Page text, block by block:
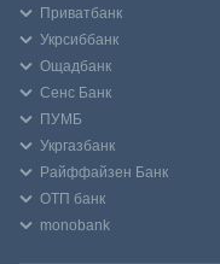
Приватбанк
Укрсиббанк
Ощадбанк
Сенс Банк
ПУМБ
Укргазбанк
Райффайзен Банк
ОТП банк
monobank